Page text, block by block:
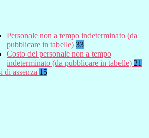
Personale non a tempo indeterminato (da
pubblicare in tabelle) 33
Costo del personale non a tempo
indeterminato (da pubblicare in tabelle) 21
di assenza 15